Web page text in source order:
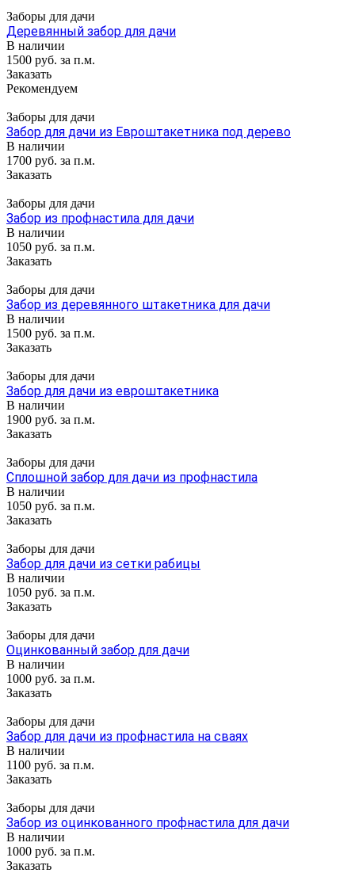
Заборы для дачи
Деревянный забор для дачи
В наличии
1500 руб. за п.м.
Заказать
Рекомендуем
Заборы для дачи
Забор для дачи из Евроштакетника под дерево
В наличии
1700 руб. за п.м.
Заказать
Заборы для дачи
Забор из профнастила для дачи
В наличии
1050 руб. за п.м.
Заказать
Заборы для дачи
Забор из деревянного штакетника для дачи
В наличии
1500 руб. за п.м.
Заказать
Заборы для дачи
Забор для дачи из евроштакетника
В наличии
1900 руб. за п.м.
Заказать
Заборы для дачи
Сплошной забор для дачи из профнастила
В наличии
1050 руб. за п.м.
Заказать
Заборы для дачи
Забор для дачи из сетки рабицы
В наличии
1050 руб. за п.м.
Заказать
Заборы для дачи
Оцинкованный забор для дачи
В наличии
1000 руб. за п.м.
Заказать
Заборы для дачи
Забор для дачи из профнастила на сваях
В наличии
1100 руб. за п.м.
Заказать
Заборы для дачи
Забор из оцинкованного профнастила для дачи
В наличии
1000 руб. за п.м.
Заказать